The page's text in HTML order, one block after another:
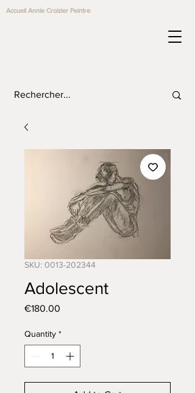
Accueil Annie Croizier Peintre
SKU: 0013-202344
Adolescent
€180.00
Quantity *